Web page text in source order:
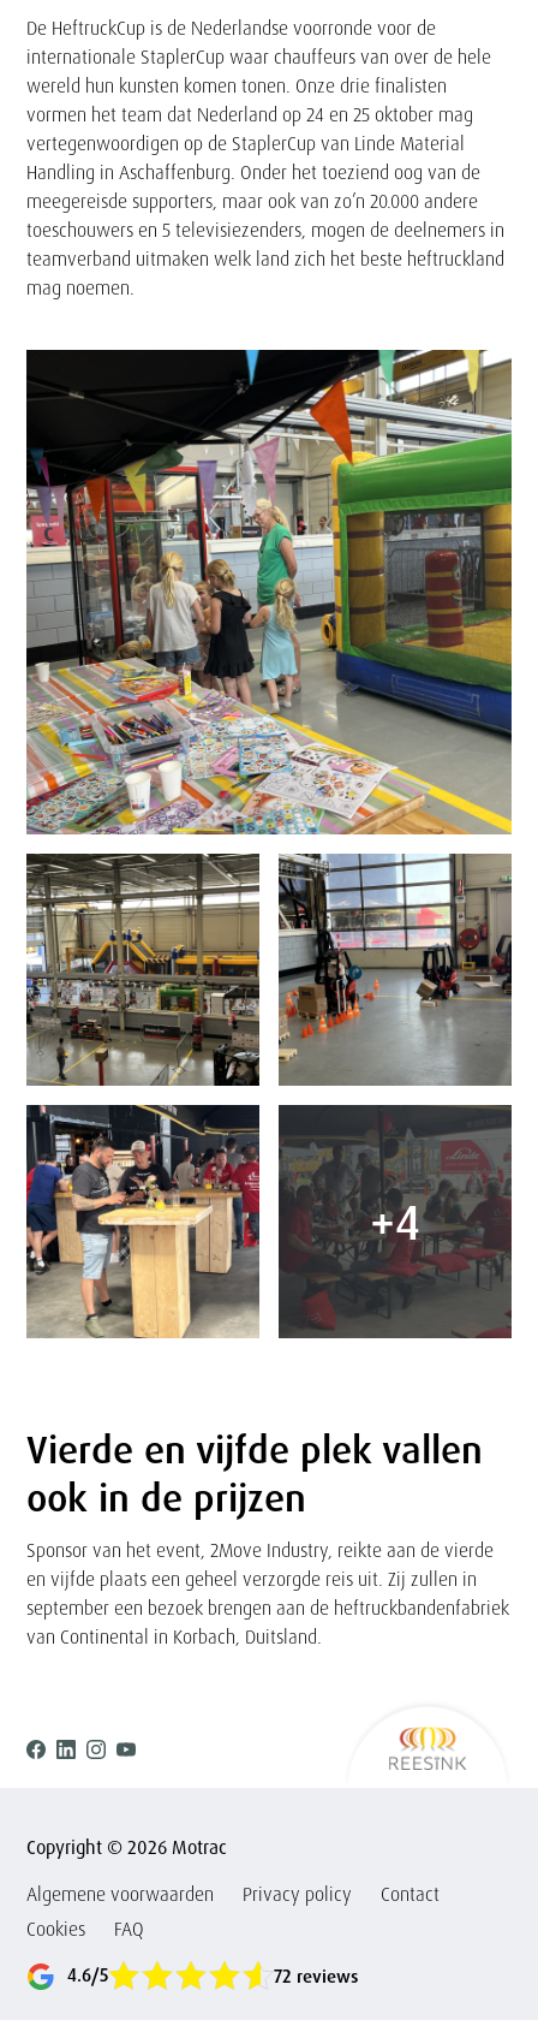
De HeftruckCup is de Nederlandse voorronde voor de
internationale StaplerCup waar chauffeurs van over de hele
wereld hun kunsten komen tonen. Onze drie finalisten
vormen het team dat Nederland op 24 en 25 oktober mag
vertegenwoordigen op de StaplerCup van Linde Material
Handling in Aschaffenburg. Onder het toeziend oog van de
meegereisde supporters, maar ook van zo’n 20.000 andere
toeschouwers en 5 televisiezenders, mogen de deelnemers in
teamverband uitmaken welk land zich het beste heftruckland
mag noemen.
+4
Tekst
Vierde en vijfde plek vallen
ook in de prijzen
Sponsor van het event, 2Move Industry, reikte aan de vierde
en vijfde plaats een geheel verzorgde reis uit. Zij zullen in
september een bezoek brengen aan de heftruckbandenfabriek
van Continental in Korbach, Duitsland.
Facebook
LinkedinInstagram
Youtube
Copyright © 2026 Motrac
Algemene voorwaarden
Privacy policy
Contact
Cookies
FAQ
4.6/5 72 reviews